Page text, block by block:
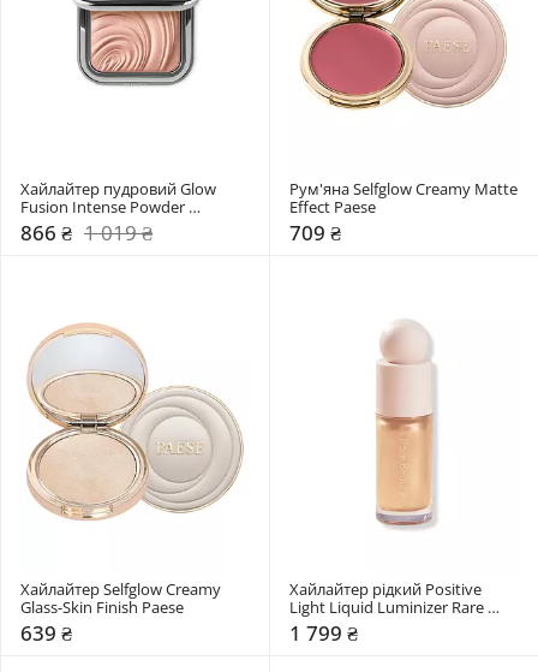
Хайлайтер пудровий Glow
Fusion Intense Powder
Highlighter Kiko Milano
866 ₴ 1 019 ₴
Рум'яна Selfglow Creamy Matte
Effect Paese
709 ₴
Хайлайтер Selfglow Creamy
Glass-Skin Finish Paese
639 ₴
Хайлайтер рідкий Positive
Light Liquid Luminizer Rare
Beauty
1 799 ₴